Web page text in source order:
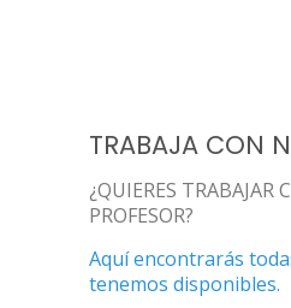
TRABAJA CON
¿QUIERES TRABAJAR
PROFESOR?
Aquí encontrarás
tenemos disponibles.